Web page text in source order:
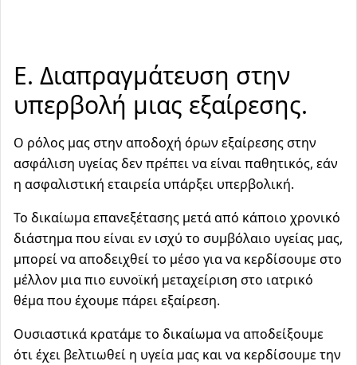
Ε. Διαπραγμάτευση στην
υπερβολή μιας εξαίρεσης.
Ο ρόλος μας στην αποδοχή όρων εξαίρεσης στην
ασφάλιση υγείας δεν πρέπει να είναι παθητικός, εάν
η ασφαλιστική εταιρεία υπάρξει υπερβολική.
Το δικαίωμα επανεξέτασης μετά από κάποιο χρονικό
διάστημα που είναι εν ισχύ το συμβόλαιο υγείας μας,
μπορεί να αποδειχθεί το μέσο για να κερδίσουμε στο
μέλλον μια πιο ευνοϊκή μεταχείριση στο ιατρικό
θέμα που έχουμε πάρει εξαίρεση.
Ουσιαστικά κρατάμε το δικαίωμα να αποδείξουμε
ότι έχει βελτιωθεί η υγεία μας και να κερδίσουμε την